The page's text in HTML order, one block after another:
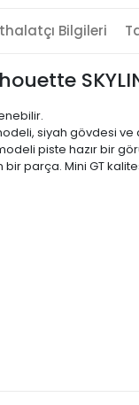
Bilgileri
siyah gövdesi
piste hazır bir
parça. Mini GT